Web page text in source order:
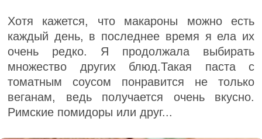
Хотя кажется, что макароны можно есть
каждый день, в последнее время я ела их
очень редко. Я продолжала выбирать
множество других блюд.Такая паста с
томатным соусом понравится не только
веганам, ведь получается очень вкусно.
Римские помидоры или друг...